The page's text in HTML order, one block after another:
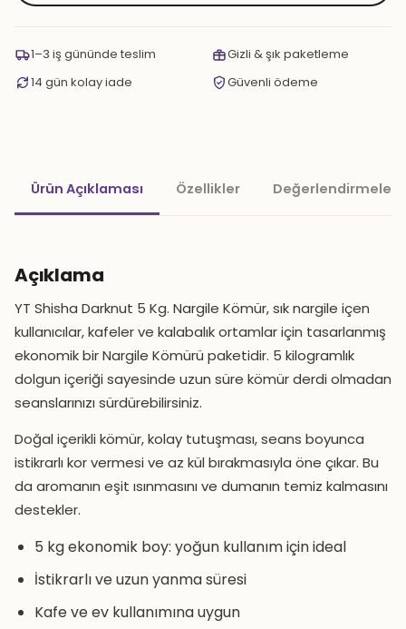
Kömür
1–3 iş gününde teslim
Gizli & şık paketleme
14 gün kolay iade
Güvenli ödeme
Ürün Açıklaması Özellikler Değerlendirmeler
Açıklama
YT Shisha Darknut 5 Kg. Nargile Kömür, sık nargile içen
kullanıcılar, kafeler ve kalabalık ortamlar için tasarlanmış
ekonomik bir Nargile Kömürü paketidir. 5 kilogramlık
dolgun içeriği sayesinde uzun süre kömür derdi olmadan
seanslarınızı sürdürebilirsiniz.
Doğal içerikli kömür, kolay tutuşması, seans boyunca
istikrarlı kor vermesi ve az kül bırakmasıyla öne çıkar. Bu
da aromanın eşit ısınmasını ve dumanın temiz kalmasını
destekler.
5 kg ekonomik boy: yoğun kullanım için ideal
İstikrarlı ve uzun yanma süresi
Kafe ve ev kullanımına uygun